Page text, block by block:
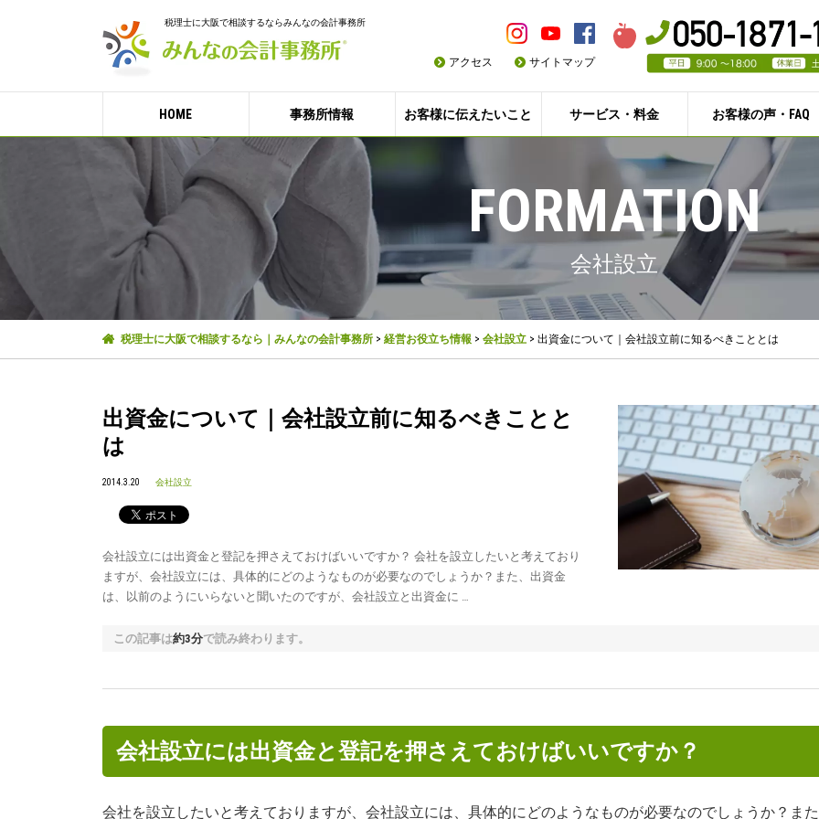
税理士に大阪で相談するならみんなの会計事務所
アクセス サイトマップ
HOME 事務所情報 お客様に伝えたいこと サービス・料金 お客様の声・FAQ
FORMATION
会社設立
税理士に大阪で相談するなら｜みんなの会計事務所 > 経営お役立ち情報 > 会社設立 > 出資金について｜会社設立前に知るべきこととは
出資金について｜会社設立前に知るべきことと
は
2014.3.20 会社設立
会社設立には出資金と登記を押さえておけばいいですか？ 会社を設立したいと考えており
ますが、会社設立には、具体的にどのようなものが必要なのでしょうか？また、出資金
は、以前のようにいらないと聞いたのですが、会社設立と出資金に …
この記事は約3分で読み終わります。
会社設立には出資金と登記を押さえておけばいいですか？
会社を設立したいと考えておりますが、会社設立には、具体的にどのようなものが必要なのでしょうか？ま